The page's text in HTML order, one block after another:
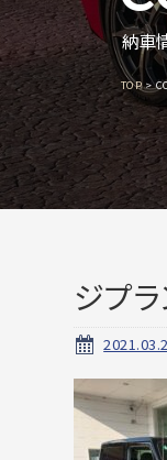
納車
TOP
ジプ